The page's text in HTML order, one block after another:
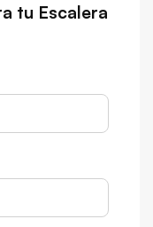
tu Escalera